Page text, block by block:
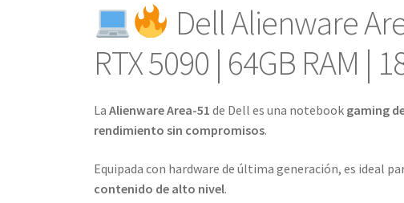
Dell Alienware
RTX 5090 | 64GB RAM |
La Alienware Area-51 de Dell es una notebook gaming
rendimiento sin compromisos.
Equipada con hardware de última generación, es ideal
contenido de alto nivel.